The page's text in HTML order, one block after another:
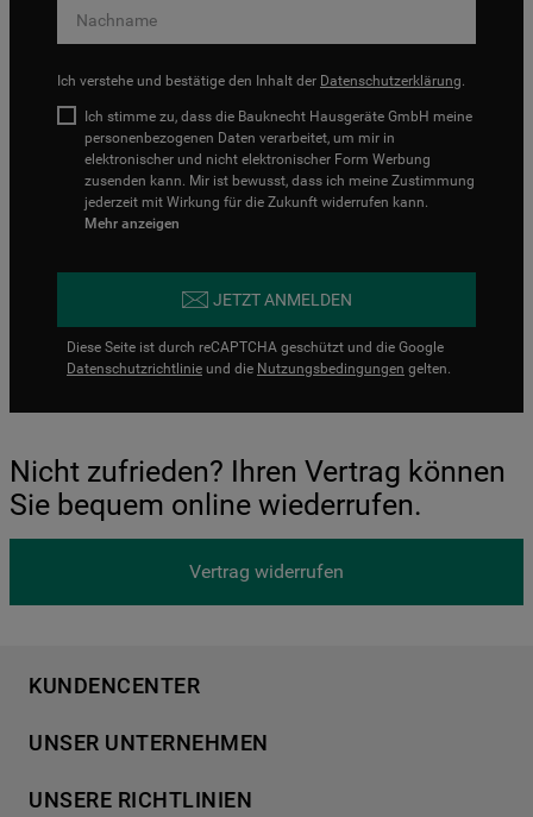
Ich verstehe und bestätige den Inhalt der Datenschutzerklärung.
Ich stimme zu, dass die Bauknecht Hausgeräte GmbH meine
personenbezogenen Daten verarbeitet, um mir in
elektronischer und nicht elektronischer Form Werbung
zusenden kann. Mir ist bewusst, dass ich meine Zustimmung
jederzeit mit Wirkung für die Zukunft widerrufen kann.
Mehr anzeigen
JETZT ANMELDEN
Diese Seite ist durch reCAPTCHA geschützt und die Google
Datenschutzrichtlinie und die Nutzungsbedingungen gelten.
Nicht zufrieden? Ihren Vertrag können
Sie bequem online wiederrufen.
Vertrag widerrufen
KUNDENCENTER
Händlersuche
Häufige Fragen
UNSER UNTERNEHMEN
Für Händler
UNSERE RICHTLINIEN